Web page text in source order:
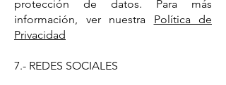
protección de datos. Para más
información, ver nuestra Política de
Privacidad
7.- REDES SOCIALES